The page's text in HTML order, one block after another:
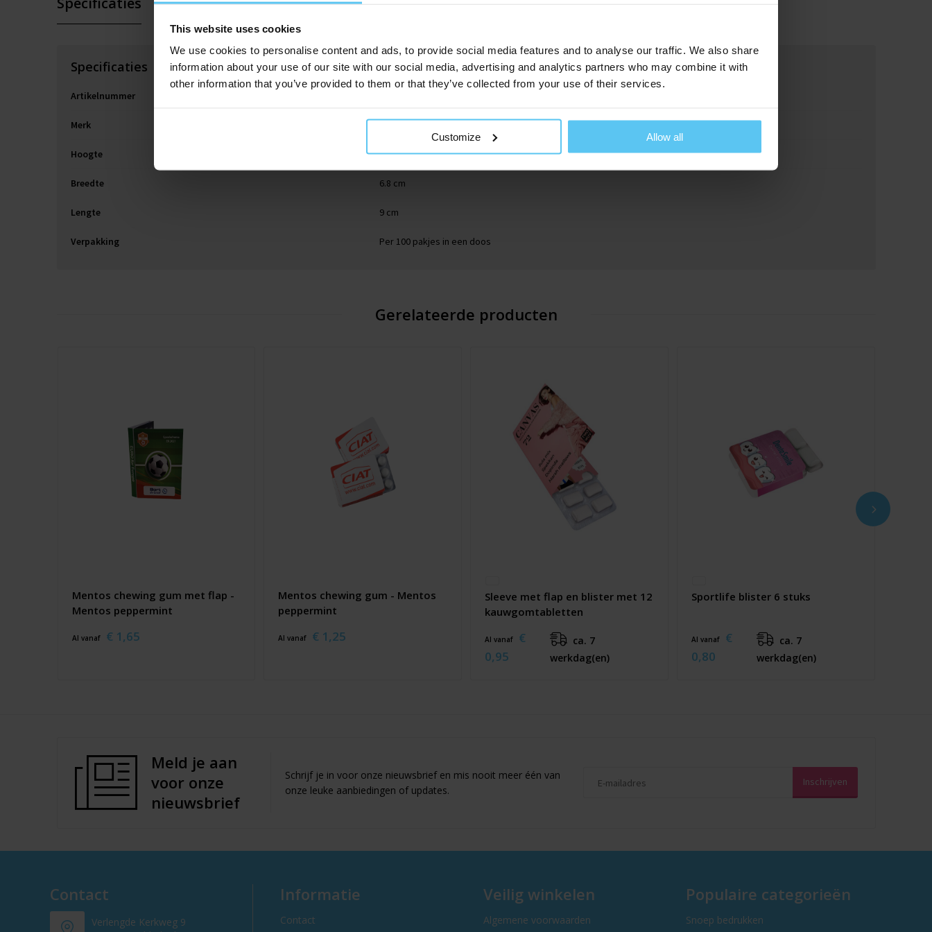
This website uses cookies
We use cookies to personalise content and ads, to provide social media features and to analyse our traffic. We also share
information about your use of our site with our social media, advertising and analytics partners who may combine it with
other information that you’ve provided to them or that they’ve collected from your use of their services.
Customize Allow all
Specificaties
Artikelnummer
Merk
Hoogte 0.8 cm
Breedte 6.8 cm
Lengte 9 cm
Verpakking Per 100 pakjes in een doos
Gerelateerde producten
Mentos chewing gum met flap -
Mentos peppermint
Al vanaf € 1,65
Mentos chewing gum - Mentos
peppermint
Al vanaf € 1,25
Sleeve met flap en blister met 12
kauwgomtabletten
Al vanaf
€
0,95
ca. 7
werkdag(en)
Sportlife blister 6 stuks
Al vanaf
€
0,80
ca. 7
werkdag(en)
Meld je aan
voor onze
nieuwsbrief
Schrijf je in voor onze nieuwsbrief en mis nooit meer één van
onze leuke aanbiedingen of updates.
Contact
Verlengde Kerkweg 9
Informatie
Contact
Veilig winkelen
Algemene voorwaarden
Populaire categorieën
Snoep bedrukken